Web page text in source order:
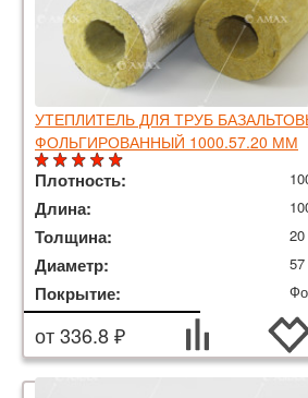
УТЕПЛИТЕЛЬ ДЛЯ ТРУБ
ФОЛЬГИРОВАННЫЙ 1000.57.20 ММ
Плотность:
Длина:
Толщина:
Диаметр:
Покрытие:
от 336.8 ₽